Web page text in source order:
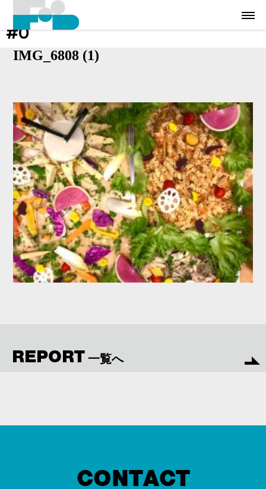
#0
IMG_6808 (1)
REPORT 一覧へ
CONTACT